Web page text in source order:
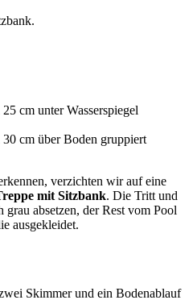
cm unter Wasserspiegel
cm über Boden gruppiert
verzichten wir auf eine
mit Sitzbank. Die Tritt und
absetzen, der Rest vom Pool
ausgekleidet.
Skimmer und ein Bodenablauf